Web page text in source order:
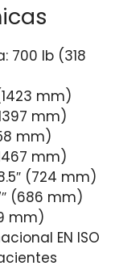
700 lb (318
mm)
mm)
mm)
mm)
(724 mm)
(686 mm)
mm)
EN ISO